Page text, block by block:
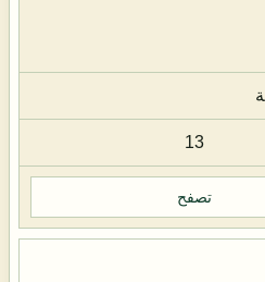
13
تصفح